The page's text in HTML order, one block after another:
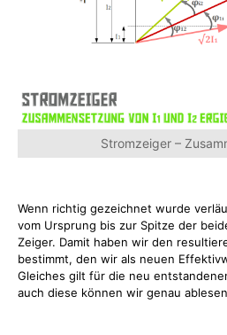
Stromzeiger –
Wenn richtig gezeichnet wurde
vom Ursprung bis zur Spitze der
Zeiger. Damit haben wir den
bestimmt, den wir als neuen
Gleiches gilt für die neu
auch diese können wir genau